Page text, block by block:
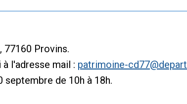
77160 Provins.
l'adresse mail : patrimoine-
de 10h à 18h.